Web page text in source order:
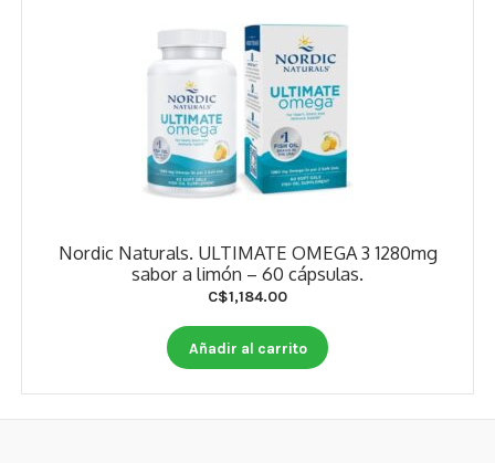
Nordic Naturals. ULTIMATE OMEGA 3 1280mg
sabor a limón – 60 cápsulas.
C$1,184.00
Añadir al carrito